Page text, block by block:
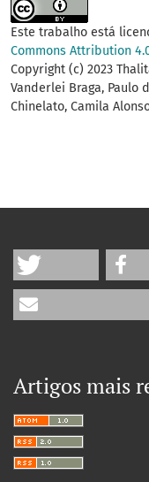
Este trabalho está
Commons Attribution
Copyright (c) 2023
Vanderlei Braga, Paulo
Chinelato, Camila
Artigos mais